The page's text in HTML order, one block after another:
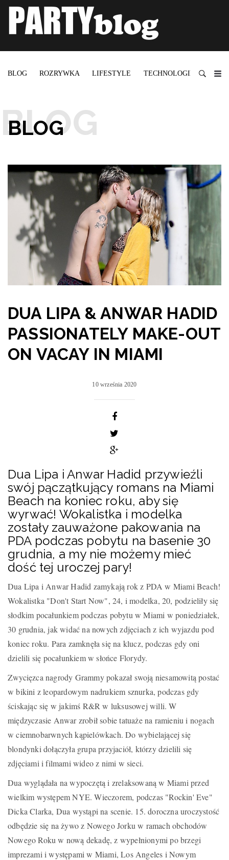
BLOG ROZRYWKA LIFESTYLE TECHNOLOGIE
BLOG
DUA LIPA & ANWAR HADID
PASSIONATELY MAKE-OUT
ON VACAY IN MIAMI
10 września 2020
Dua Lipa i Anwar Hadid przywieźli
swój pączątkujący romans na Miami
Beach na koniec roku, aby się
wyrwać! Wokalistka i modelka
zostały zauważone pakowania na
PDA podczas pobytu na basenie 30
grudnia, a my nie możemy mieć
dość tej uroczej pary!
Dua Lipa i Anwar Hadid zamykają rok z PDA w Miami Beach!
Wokalistka "Don't Start Now", 24, i modelka, 20, podzieliły się
słodkim pocałunkiem podczas pobytu w Miami w poniedziałek,
30 grudnia, jak widać na nowych zdjęciach z ich wyjazdu pod
koniec roku. Para zamknęła się na klucz, podczas gdy oni
dzielili się pocałunkiem w słońce Florydy.
Zwycięzca nagrody Grammy pokazał swoją niesamowitą postać
w bikini z leopardowym nadrukiem sznurka, podczas gdy
ściskając się w jakimś R&R w luksusowej willi. W
międzyczasie Anwar zrobił sobie tatuaże na ramieniu i nogach
w ciemnobarwnych kąpielówkach. Do wybielającej się
blondynki dołączyła grupa przyjaciół, którzy dzielili się
zdjęciami i filmami wideo z nimi w sieci.
Dua wyglądała na wypoczętą i zrelaksowaną w Miami przed
wielkim występem NYE. Wieczorem, podczas "Rockin' Eve"
Dicka Clarka, Dua wystąpi na scenie. 15. doroczna uroczystość
odbędzie się na żywo z Nowego Jorku w ramach obchodów
Nowego Roku w nową dekadę, z wypełnionymi po brzegi
imprezami i występami w Miami, Los Angeles i Nowym